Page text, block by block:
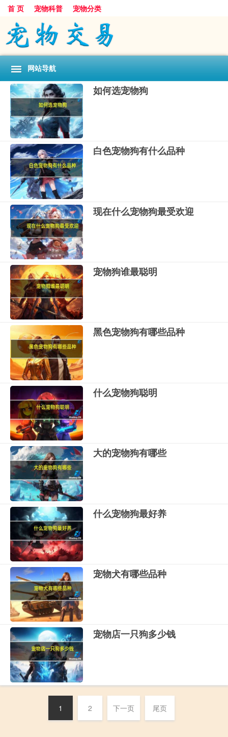
首 页 宠物科普 宠物分类
网站导航
如何选宠物狗
白色宠物狗有什么品种
现在什么宠物狗最受欢迎
宠物狗谁最聪明
黑色宠物狗有哪些品种
什么宠物狗聪明
大的宠物狗有哪些
什么宠物狗最好养
宠物犬有哪些品种
宠物店一只狗多少钱
1 2 下一页 尾页